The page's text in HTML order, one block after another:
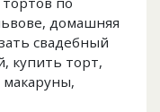
домашняя
свадебный
купить торт,
макаруны,